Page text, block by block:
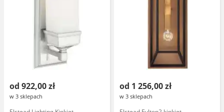
od 922,00 zł
w 3 sklepach
od 1 256,00 zł
w 3 sklepach